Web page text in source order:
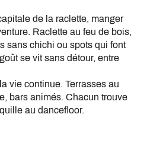
de la raclette, manger
Raclette au feu de bois,
sans chichi ou spots qui font
se vit sans détour, entre
vie continue. Terrasses au
bars animés. Chacun trouve
au dancefloor.